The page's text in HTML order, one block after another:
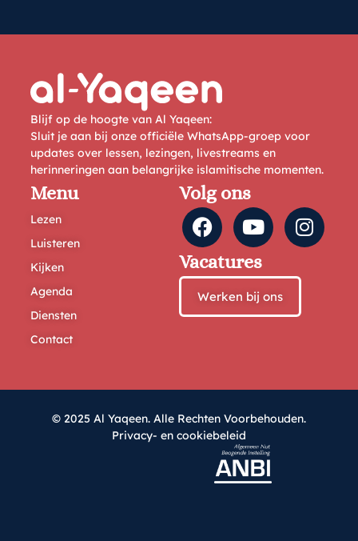
Blijf op de hoogte van Al Yaqeen:
Sluit je aan bij onze officiële WhatsApp-groep voor
updates over lessen, lezingen, livestreams en
herinneringen aan belangrijke islamitische momenten.
Menu
Lezen
Luisteren
Kijken
Agenda
Diensten
Contact
Volg ons
Vacatures
Werken bij ons
© 2025 Al Yaqeen. Alle Rechten Voorbehouden.
Privacy- en cookiebeleid